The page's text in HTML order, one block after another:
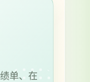
单、在